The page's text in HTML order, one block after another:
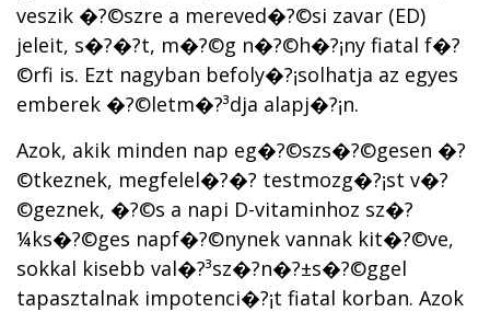
veszik �?©szre a mereved�?©si zavar (ED)
jeleit, s�?�?t, m�?©g n�?©h�?¡ny fiatal f�?
©rfi is. Ezt nagyban befoly�?¡solhatja az egyes
emberek �?©letm�?³dja alapj�?¡n.
Azok, akik minden nap eg�?©szs�?©gesen �?
©tkeznek, megfelel�?�? testmozg�?¡st v�?
©geznek, �?©s a napi D-vitaminhoz sz�?
¼ks�?©ges napf�?©nynek vannak kit�?©ve,
sokkal kisebb val�?³sz�?­n�?±s�?©ggel
tapasztalnak impotenci�?¡t fiatal korban. Azok